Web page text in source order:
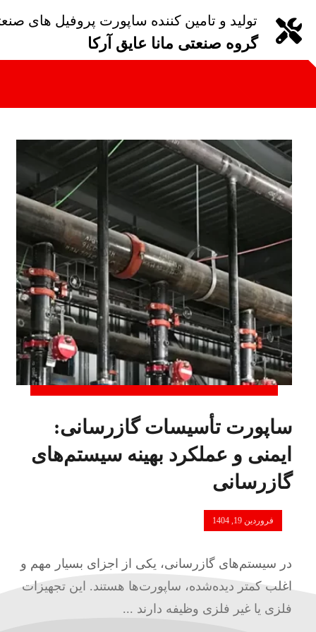
تولید و تامین کننده ساپورت پروفیل های
گروه صنعتی مانا عایق آرکا
ساپورت تأسیسات گازرسانی:
ایمنی و عملکرد بهینه سیستم‌های
گازرسانی
فروردین 19, 1404
در سیستم‌های گازرسانی، یکی از اجزای بسیار مهم و
اغلب کمتر دیده‌شده، ساپورت‌ها هستند. این تجهیزات
فلزی یا غیر فلزی وظیفه دارند ...